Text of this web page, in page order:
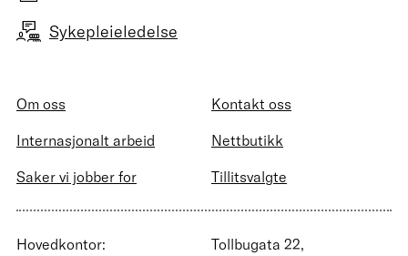
Sykepleieledelse
Om oss
Kontakt oss
Internasjonalt arbeid
Nettbutikk
Saker vi jobber for
Tillitsvalgte
Hovedkontor:
Tollbugata 22,